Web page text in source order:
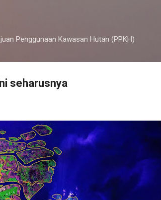
Penggunaan Kawasan Hutan (PPKH)
seharusnya